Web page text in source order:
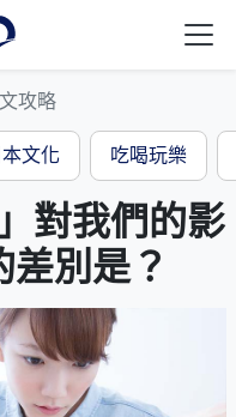
攻略
本文化 吃喝玩樂
對我們的影
別是？